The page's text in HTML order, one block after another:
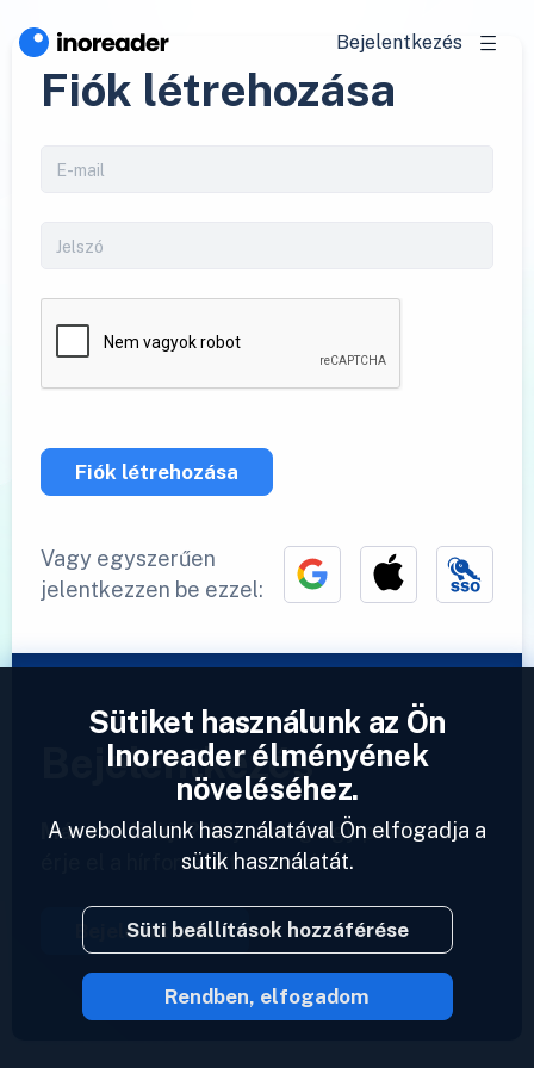
Bejelentkezés
Fiók létrehozása
Fiók létrehozása
Vagy egyszerűen
jelentkezzen be ezzel:
Bejelentkezés
Már van fiókja? Adjon meg egy profilt és
érje el a hírforrásait azonnal.
Bejelentkezés
2023 © Inoreader
Sütiket használunk az Ön
Inoreader élményének
növeléséhez.
A weboldalunk használatával Ön elfogadja a
sütik használatát.
Süti beállítások hozzáférése
Rendben, elfogadom